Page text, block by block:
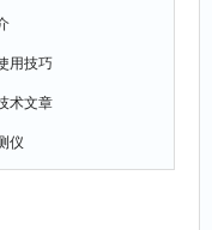
用技巧
术文章
仪